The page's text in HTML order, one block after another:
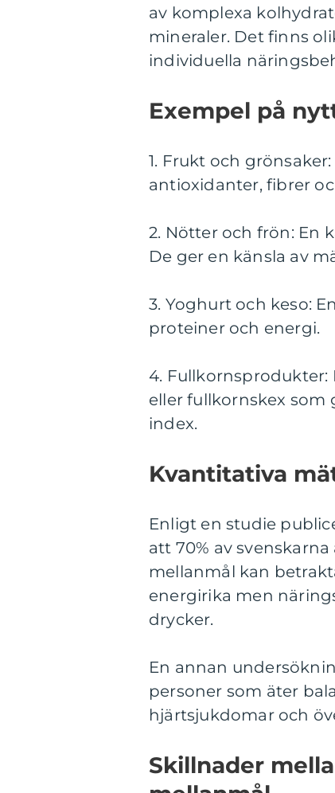
av komplexa
mineraler. Det finns
individuella
Exempel på
1. Frukt och
antioxidanter, fibrer
2. Nötter och frön: En
De ger en känsla av
3. Yoghurt och keso:
proteiner och energi.
4.
eller fullkornskex
index.
Kvantitativa
Enligt en studie
att 70% av
mellanmål kan
energirika men
drycker.
En annan
personer som äter
hjärtsjukdomar och
Skillnader